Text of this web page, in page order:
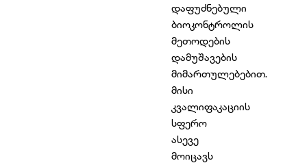
დაფუძნებული
ბიოკონტროლის
მეთოდების
დამუშავების
მიმართულებებით.
მისი
კვალიფაკაციის
სფერო
ასევე
მოიცავს